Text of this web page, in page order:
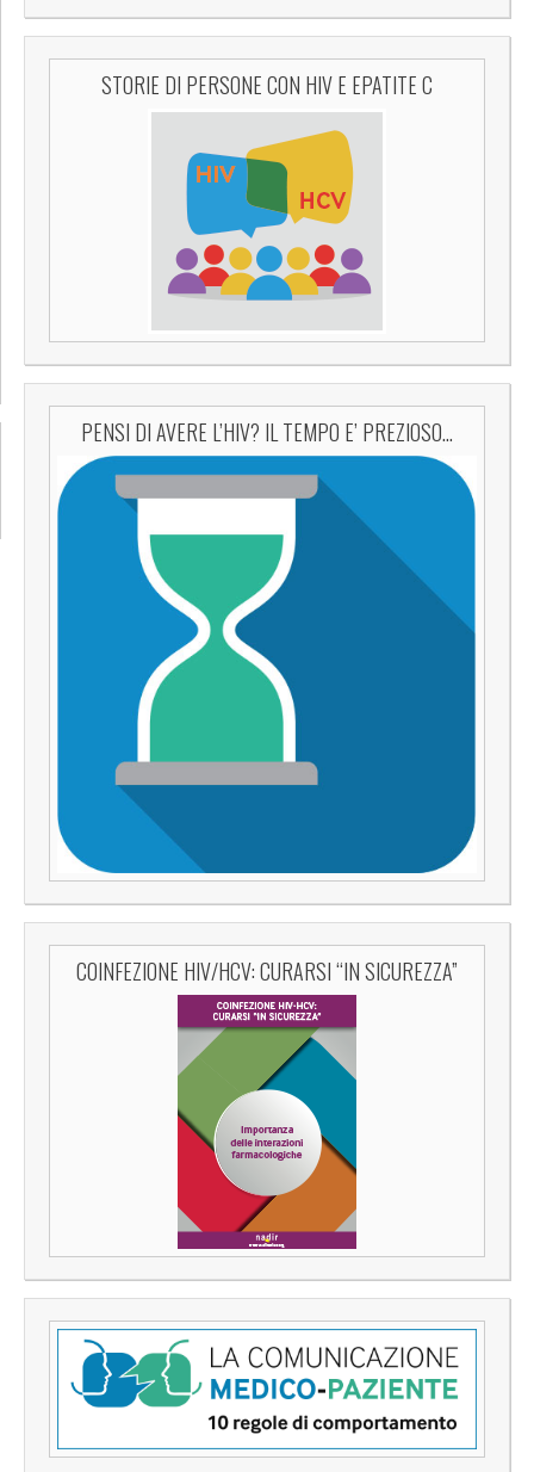
STORIE DI PERSONE CON HIV E EPATITE C
PENSI DI AVERE L’HIV? IL TEMPO E’ PREZIOSO…
COINFEZIONE HIV/HCV: CURARSI “IN SICUREZZA”